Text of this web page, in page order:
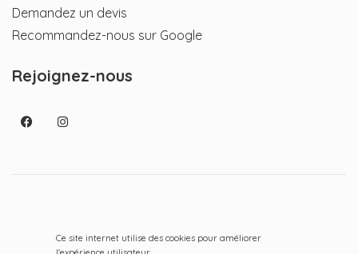
Demandez un devis
Recommandez-nous sur Google
Rejoignez-nous
Ce site internet utilise des cookies pour améliorer